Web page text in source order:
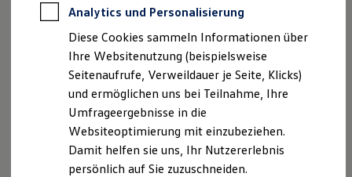
Professional Class bei Volkswagen
Behörden
Direktkunden
Sonderfahrzeuge
Anpfiff zum Gewinn
Elektromobilität
Elektroautos
ID. Tutorials
Elektrofahrzeugkonzepte
ID. EVERY1
Reichweite
Impressum
Autohaus Heil GmbH & Co. KG
Pfarrer-Vogler-Straße 2
97514 Oberaurach/Kirchaich
Telefon: +49 9549-285
Fax: 09549-8231
E-Mail:info@autohausheil.de
Analytics und Personalisierung
Diese Cookies sammeln Informationen über
Ihre Websitenutzung (beispielsweise
Seitenaufrufe, Verweildauer je Seite, Klicks)
und ermöglichen uns bei Teilnahme, Ihre
Umfrageergebnisse in die
Websiteoptimierung mit einzubeziehen.
Damit helfen sie uns, Ihr Nutzererlebnis
persönlich auf Sie zuzuschneiden.